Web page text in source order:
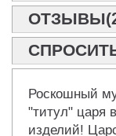
Роскошный
"титул" царя
изделий!